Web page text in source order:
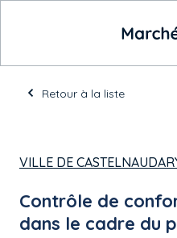
Retour à la liste
VILLE DE
Contrôle de
dans le cadre du